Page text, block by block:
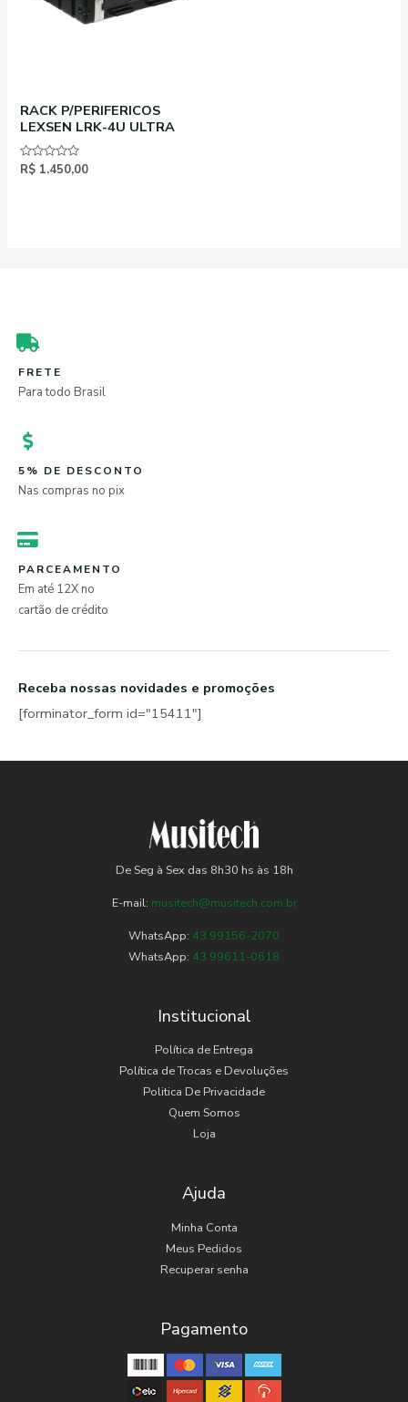
RACK P/PERIFERICOS
LEXSEN LRK-4U ULTRA
Avaliação
R$ 1.450,00
FRETE
Para todo Brasil
5% DE DESCONTO
Nas compras no pix
PARCEAMENTO
Em até 12X no
cartão de crédito
Receba nossas novidades e promoções
[forminator_form id="15411"]
De Seg à Sex das 8h30 hs às 18h
E-mail: musitech@musitech.com.br
WhatsApp: 43 99156-2070
WhatsApp: 43 99611-0618
Institucional
Política de Entrega
Política de Trocas e Devoluções
Politica De Privacidade
Quem Somos
Loja
Ajuda
Minha Conta
Meus Pedidos
Recuperar senha
Pagamento